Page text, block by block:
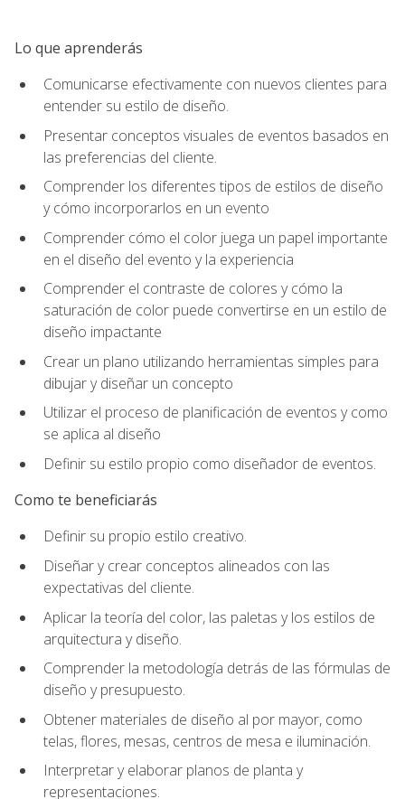
Lo que aprenderás
Comunicarse efectivamente con nuevos clientes para
entender su estilo de diseño.
Presentar conceptos visuales de eventos basados en
las preferencias del cliente.
Comprender los diferentes tipos de estilos de diseño
y cómo incorporarlos en un evento
Comprender cómo el color juega un papel importante
en el diseño del evento y la experiencia
Comprender el contraste de colores y cómo la
saturación de color puede convertirse en un estilo de
diseño impactante
Crear un plano utilizando herramientas simples para
dibujar y diseñar un concepto
Utilizar el proceso de planificación de eventos y como
se aplica al diseño
Definir su estilo propio como diseñador de eventos.
Como te beneficiarás
Definir su propio estilo creativo.
Diseñar y crear conceptos alineados con las
expectativas del cliente.
Aplicar la teoría del color, las paletas y los estilos de
arquitectura y diseño.
Comprender la metodología detrás de las fórmulas de
diseño y presupuesto.
Obtener materiales de diseño al por mayor, como
telas, flores, mesas, centros de mesa e iluminación.
Interpretar y elaborar planos de planta y
representaciones.